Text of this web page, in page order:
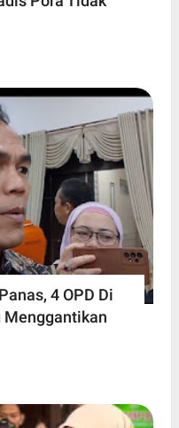
4 OPD Di
Menggantikan